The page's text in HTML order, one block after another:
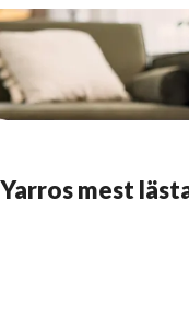
mest